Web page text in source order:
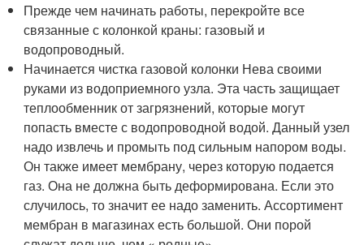
Прежде чем начинать работы, перекройте все
связанные с колонкой краны: газовый и
водопроводный.
Начинается чистка газовой колонки Нева своими
руками из водоприемного узла. Эта часть защищает
теплообменник от загрязнений, которые могут
попасть вместе с водопроводной водой. Данный узел
надо извлечь и промыть под сильным напором воды.
Он также имеет мембрану, через которую подается
газ. Она не должна быть деформирована. Если это
случилось, то значит ее надо заменить. Ассортимент
мембран в магазинах есть большой. Они порой